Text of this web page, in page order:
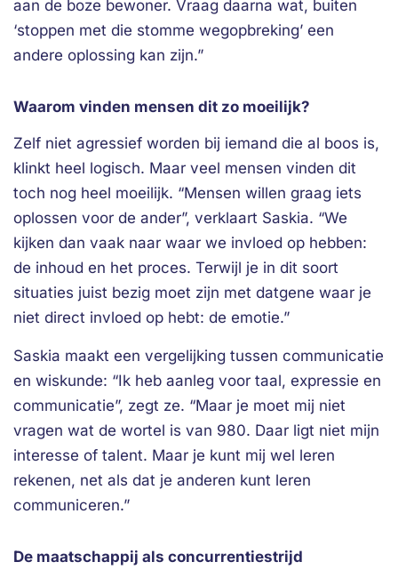
aan de boze bewoner. Vraag daarna wat, buiten
‘stoppen met die stomme wegopbreking’ een
andere oplossing kan zijn.”
Waarom vinden mensen dit zo moeilijk?
Zelf niet agressief worden bij iemand die al boos is,
klinkt heel logisch. Maar veel mensen vinden dit
toch nog heel moeilijk. “Mensen willen graag iets
oplossen voor de ander”, verklaart Saskia. “We
kijken dan vaak naar waar we invloed op hebben:
de inhoud en het proces. Terwijl je in dit soort
situaties juist bezig moet zijn met datgene waar je
niet direct invloed op hebt: de emotie.”
Saskia maakt een vergelijking tussen communicatie
en wiskunde: “Ik heb aanleg voor taal, expressie en
communicatie”, zegt ze. “Maar je moet mij niet
vragen wat de wortel is van 980. Daar ligt niet mijn
interesse of talent. Maar je kunt mij wel leren
rekenen, net als dat je anderen kunt leren
communiceren.”
De maatschappij als concurrentiestrijd